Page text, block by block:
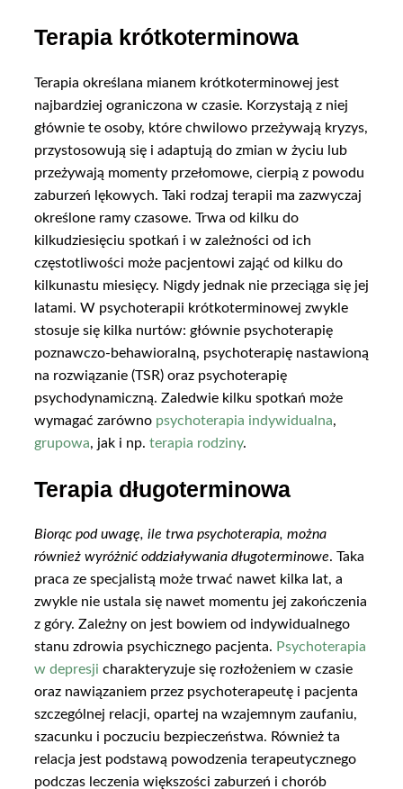
Terapia krótkoterminowa
Terapia określana mianem krótkoterminowej jest
najbardziej ograniczona w czasie. Korzystają z niej
głównie te osoby, które chwilowo przeżywają kryzys,
przystosowują się i adaptują do zmian w życiu lub
przeżywają momenty przełomowe, cierpią z powodu
zaburzeń lękowych. Taki rodzaj terapii ma zazwyczaj
określone ramy czasowe. Trwa od kilku do
kilkudziesięciu spotkań i w zależności od ich
częstotliwości może pacjentowi zająć od kilku do
kilkunastu miesięcy. Nigdy jednak nie przeciąga się jej
latami. W psychoterapii krótkoterminowej zwykle
stosuje się kilka nurtów: głównie psychoterapię
poznawczo-behawioralną, psychoterapię nastawioną
na rozwiązanie (TSR) oraz psychoterapię
psychodynamiczną. Zaledwie kilku spotkań może
wymagać zarówno psychoterapia indywidualna,
grupowa, jak i np. terapia rodziny.
Terapia długoterminowa
Biorąc pod uwagę, ile trwa psychoterapia, można
również wyróżnić oddziaływania długoterminowe. Taka
praca ze specjalistą może trwać nawet kilka lat, a
zwykle nie ustala się nawet momentu jej zakończenia
z góry. Zależny on jest bowiem od indywidualnego
stanu zdrowia psychicznego pacjenta. Psychoterapia
w depresji charakteryzuje się rozłożeniem w czasie
oraz nawiązaniem przez psychoterapeutę i pacjenta
szczególnej relacji, opartej na wzajemnym zaufaniu,
szacunku i poczuciu bezpieczeństwa. Również ta
relacja jest podstawą powodzenia terapeutycznego
podczas leczenia większości zaburzeń i chorób